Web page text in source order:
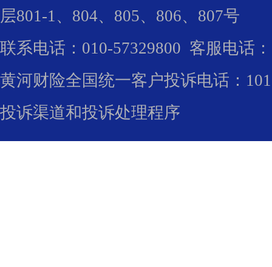
层801-1、804、805、806、807号
联系电话：010-57329800 客服电话
黄河财险全国统一客户投诉电话：
投诉渠道和投诉处理程序